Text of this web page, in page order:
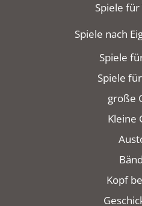
Spiele
Spiele nach
Spiele
Spiele
große
Kleine
Kopf